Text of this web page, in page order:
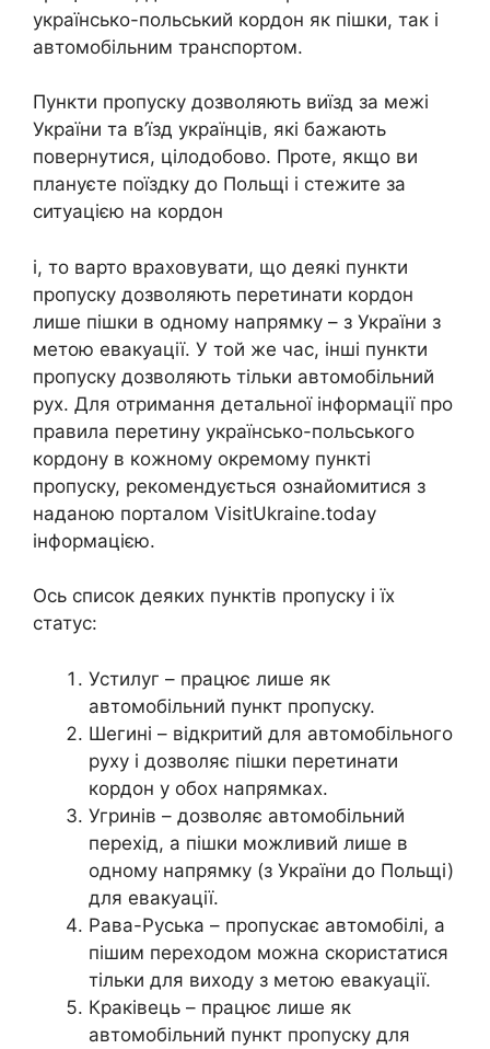
українсько-польський кордон як пішки, так і
автомобільним транспортом.
Пункти пропуску дозволяють виїзд за межі
України та в’їзд українців, які бажають
повернутися, цілодобово. Проте, якщо ви
плануєте поїздку до Польщі і стежите за
ситуацією на кордон
і, то варто враховувати, що деякі пункти
пропуску дозволяють перетинати кордон
лише пішки в одному напрямку – з України з
метою евакуації. У той же час, інші пункти
пропуску дозволяють тільки автомобільний
рух. Для отримання детальної інформації про
правила перетину українсько-польського
кордону в кожному окремому пункті
пропуску, рекомендується ознайомитися з
наданою порталом VisitUkraine.today
інформацією.
Ось список деяких пунктів пропуску і їх
статус:
Устилуг – працює лише як
автомобільний пункт пропуску.
Шегині – відкритий для автомобільного
руху і дозволяє пішки перетинати
кордон у обох напрямках.
Угринів – дозволяє автомобільний
перехід, а пішки можливий лише в
одному напрямку (з України до Польщі)
для евакуації.
Рава-Руська – пропускає автомобілі, а
пішим переходом можна скористатися
тільки для виходу з метою евакуації.
Краківець – працює лише як
автомобільний пункт пропуску для